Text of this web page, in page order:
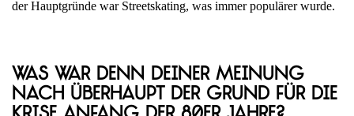
der Hauptgründe war Streetskating, was immer populärer wurde.
Was war denn deiner Meinung
nach überhaupt der Grund für die